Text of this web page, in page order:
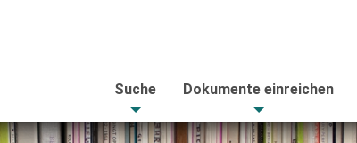
Suche Dokumente einreichen